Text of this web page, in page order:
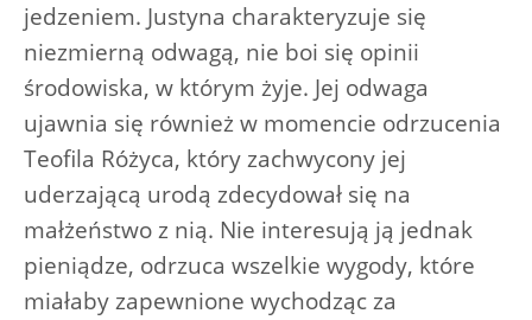
jedzeniem. Justyna charakteryzuje się
niezmierną odwagą, nie boi się opinii
środowiska, w którym żyje. Jej odwaga
ujawnia się również w momencie odrzucenia
Teofila Różyca, który zachwycony jej
uderzającą urodą zdecydował się na
małżeństwo z nią. Nie interesują ją jednak
pieniądze, odrzuca wszelkie wygody, które
miałaby zapewnione wychodząc za